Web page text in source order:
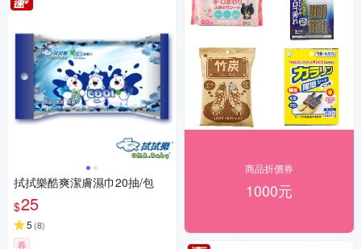
拭拭樂酷爽潔膚濕巾20抽/包
$25
5 (8)
券
商品折價券
1000元